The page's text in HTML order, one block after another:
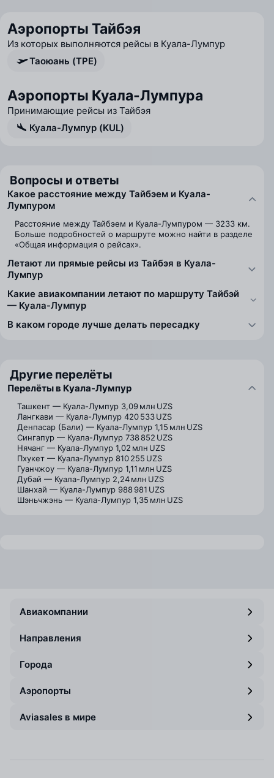
Аэропорты Тайбэя
Из которых выполняются рейсы в Куала-Лумпур
Таоюань (TPE)
Аэропорты Куала-Лумпура
Принимающие рейсы из Тайбэя
Куала-Лумпур (KUL)
Вопросы и ответы
Какое расстояние между Тайбэем и Куала-
Лумпуром
Расстояние между Тайбэем и Куала-Лумпуром — 3233 км.
Больше подробностей о маршруте можно найти в разделе
«Общая информация о рейсах».
Летают ли прямые рейсы из Тайбэя в Куала-
Лумпур
Какие авиакомпании летают по маршруту Тайбэй
— Куала-Лумпур
В каком городе лучше делать пересадку
Другие перелёты
Перелёты в Куала-Лумпур
Ташкент — Куала-Лумпур 3,09 млн UZS
Лангкави — Куала-Лумпур 420 533 UZS
Денпасар (Бали) — Куала-Лумпур 1,15 млн UZS
Сингапур — Куала-Лумпур 738 852 UZS
Нячанг — Куала-Лумпур 1,02 млн UZS
Пхукет — Куала-Лумпур 810 255 UZS
Гуанчжоу — Куала-Лумпур 1,11 млн UZS
Дубай — Куала-Лумпур 2,24 млн UZS
Шанхай — Куала-Лумпур 988 981 UZS
Шэньчжэнь — Куала-Лумпур 1,35 млн UZS
Авиакомпании
Направления
Города
Аэропорты
Aviasales в мире